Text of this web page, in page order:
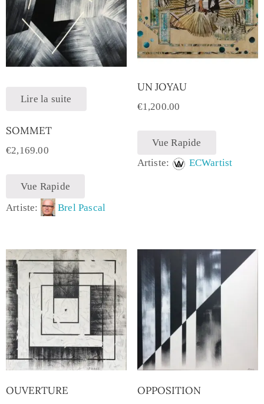
Lire la suite
SOMMET
€2,169.00
Vue Rapide
Artiste:
Brel Pascal
UN JOYAU
€1,200.00
Vue Rapide
Artiste:
ECWartist
OUVERTURE OPPOSITION